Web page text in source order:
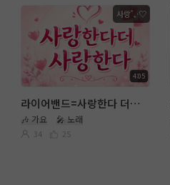
4:05
사랑˚₊·♡
라이어밴드=사랑한다 더사랑한다
🎶 가요 🎤 노래
34 25